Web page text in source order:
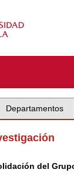
Departamentos
del